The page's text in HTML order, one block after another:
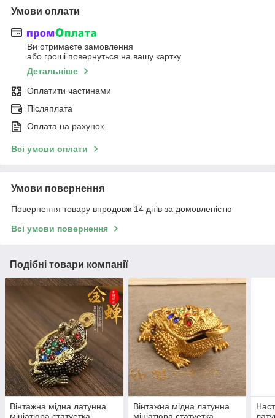
Умови оплати
Ви отримаєте замовлення
або гроші повернуться на вашу картку
Детальніше
Оплатити частинами
Післяплата
Оплата на рахунок
Всі умови оплати
Умови повернення
Повернення товару впродовж 14 днів за домовленістю
Всі умови повернення
Подібні товари компанії
Вінтажна мідна латунна
Вінтажна мідна латунна